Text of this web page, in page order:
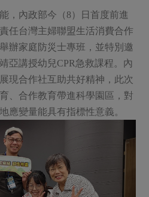
沖泡飲品
織品
圖書禮品
支持本土農糧
能源議題
減塑減廢
食農教育
，內政部今（8）日首度前進
任台灣主婦聯盟生活消費合作
辦家庭防災士專班，並特別邀
亞講授幼兒CPR急救課程。內
現合作社互助共好精神，此次
、合作教育帶進科學園區，對
應變量能具有指標性意義。